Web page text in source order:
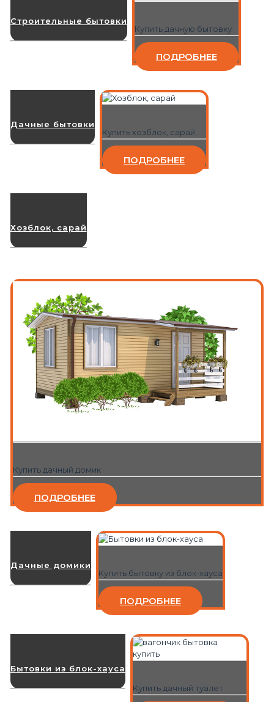
Строительные бытовки
Купить дачную бытовку
ПОДРОБНЕЕ
Дачные бытовки
Купить хозблок, сарай
ПОДРОБНЕЕ
Хозблок, сарай
Купить дачный домик
ПОДРОБНЕЕ
Дачные домики
Купить бытовку из блок-хауса
ПОДРОБНЕЕ
Бытовки из блок-хауса
Купить дачный туалет